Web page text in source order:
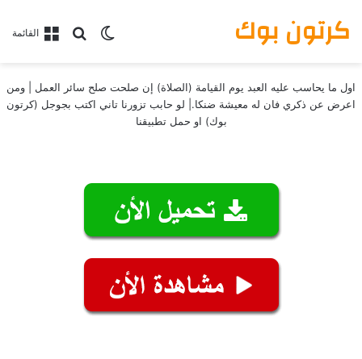
القائمةبحث عن
الوضع المظلم كرتون بوك
اول ما يحاسب عليه العبد يوم القيامة (الصلاة) إن صلحت صلح سائر العمل | ومن
اعرض عن ذكري فان له معيشة ضنكا.| لو حابب تزورنا تاني اكتب بجوجل (كرتون
بوك) او حمل تطبيقنا